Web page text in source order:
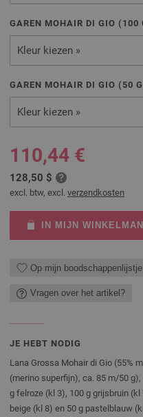
GAREN MOHAIR DI GIO ( 100
Kleur kiezen »
GAREN MOHAIR DI GIO ( 50
Kleur kiezen »
110,44 €
128,50 $
excl. btw, excl. verzendkosten
IN MIJN
Op mijn boodschappenlijstje
Vragen over het artikel?
JE HEBT NODIG
Lana Grossa Mohair di Gio (55%
(merino superfijn), ca. 85 m/50
g felroze (kl 3), 100 g grijsbruin
beige (kl 8) en 50 g pastelblauw